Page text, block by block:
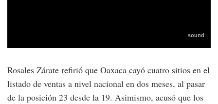
Rosales Zárate refirió que Oaxaca cayó cuatro sitios en el
listado de ventas a nivel nacional en dos meses, al pasar
de la posición 23 desde la 19. Asimismo, acusó que los